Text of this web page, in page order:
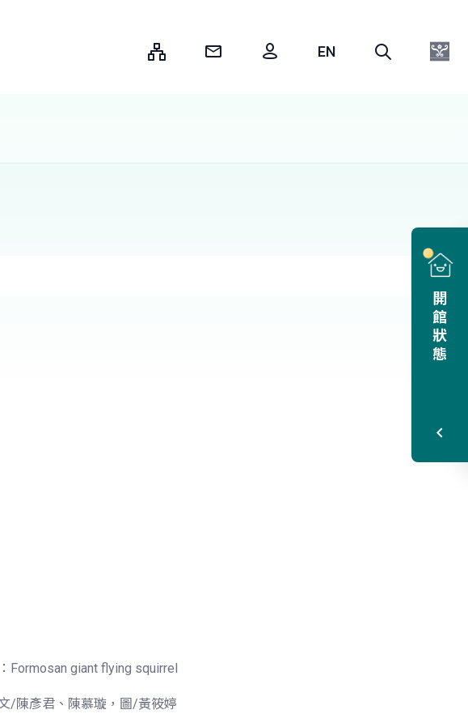
開館狀態
Formosan giant flying squirrel
/陳彥君、陳慕璇，圖/黃筱婷